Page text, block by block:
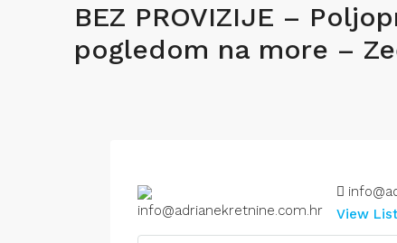
BEZ PROVIZIJE –
pogledom na more –
View